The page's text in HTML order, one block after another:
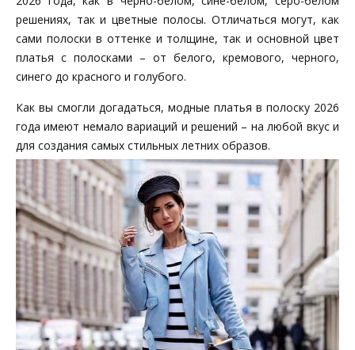
решениях, так и цветные полосы. Отличаться могут, как
сами полоски в оттенке и толщине, так и основной цвет
платья с полосками – от белого, кремового, черного,
синего до красного и голубого.
Как вы смогли догадаться, модные платья в полоску 2026
года имеют немало вариаций и решений – на любой вкус и
для создания самых стильных летних образов.